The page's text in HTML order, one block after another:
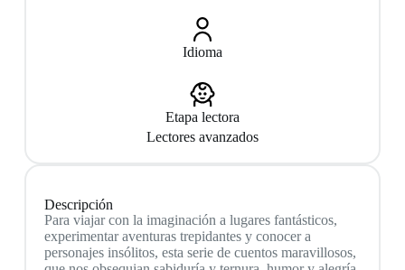
Idioma
Etapa lectora
Lectores avanzados
Descripción
Para viajar con la imaginación a lugares fantásticos,
experimentar aventuras trepidantes y conocer a
personajes insólitos, esta serie de cuentos maravillosos,